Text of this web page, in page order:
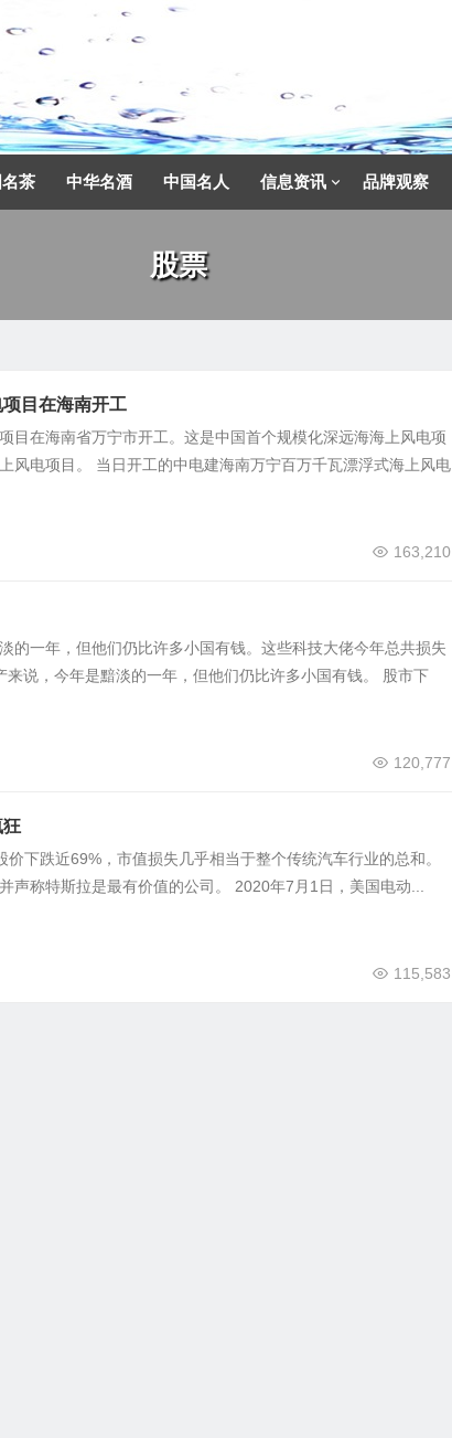
茶 中华名酒 中国名人 信息资讯 品牌观察
股票
目在海南开工
目在海南省万宁市开工。这是中国首个规模化深远海海上风电项
风电项目。 当日开工的中电建海南万宁百万千瓦漂浮式海上风电
163,210
的一年，但他们仍比许多小国有钱。这些科技大佬今年总共损失
说，今年是黯淡的一年，但他们仍比许多小国有钱。 股市下
120,777
狂
下跌近69%，市值损失几乎相当于整个传统汽车行业的总和。
声称特斯拉是最有价值的公司。 2020年7月1日，美国电动...
115,583